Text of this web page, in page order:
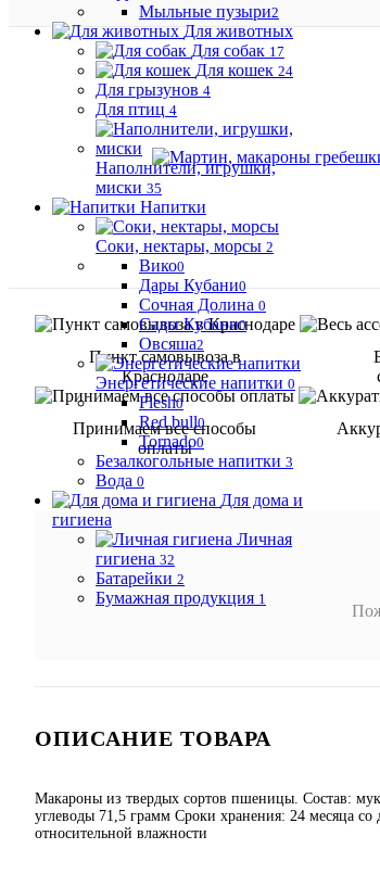
Мыльные пузыри2
Для животных
Для собак 17
Для кошек 24
Для грызунов 4
Для птиц 4
Наполнители, игрушки,
миски 35
Напитки
Соки, нектары, морсы 2
Вико0
Дары Кубани0
Сочная Долина 0
Сады Кубани0
Овсяша2
Энергетические напитки 0
Flesh0
Red bull0
Tornado0
Безалкогольные напитки 3
Вода 0
Для дома и
гигиена
Личная
гигиена 32
Батарейки 2
Бумажная продукция 1
Пункт самовывоза в
Краснодаре
Принимаем все способы
оплаты
ОПИСАНИЕ ТОВАРА
Макароны из твердых сортов пшеницы. Состав:
углеводы 71,5 грамм Сроки хранения: 24 месяца
относительной влажности